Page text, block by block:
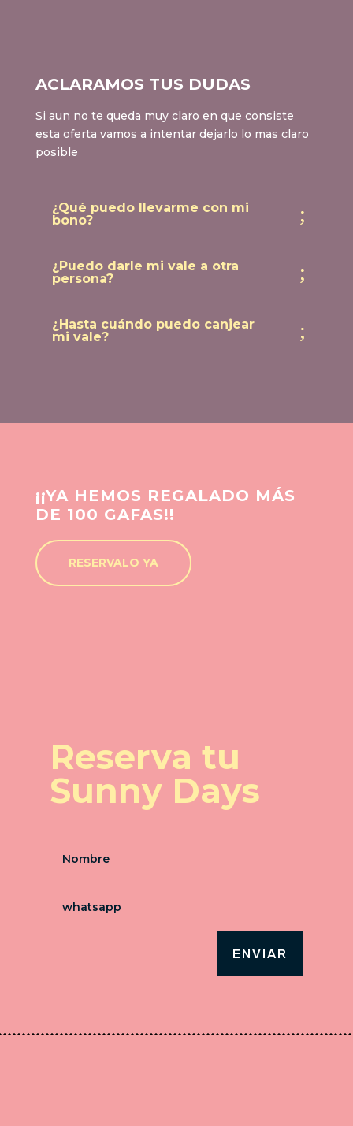
ACLARAMOS TUS DUDAS
Si aun no te queda muy claro en que consiste
esta oferta vamos a intentar dejarlo lo mas claro
posible
¿Qué puedo llevarme con mi
bono?
¿Puedo darle mi vale a otra
persona?
¿Hasta cuándo puedo canjear
mi vale?
¡¡YA HEMOS REGALADO MÁS
DE 100 GAFAS!!
RESERVALO YA
Reserva tu
Sunny Days
ENVIAR